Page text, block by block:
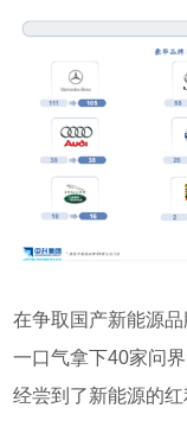
在争取国产新能源
一口气拿下40家问
经尝到了新能源的红